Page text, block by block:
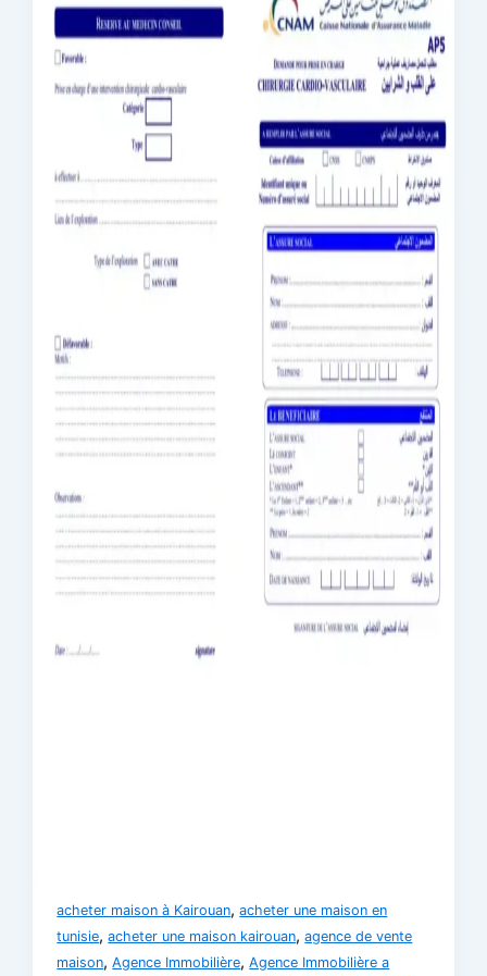
acheter maison à Kairouan,acheter une maison en
tunisie,acheter une maison kairouan,agence de vente
maison,Agence Immobilière,Agence Immobilière a